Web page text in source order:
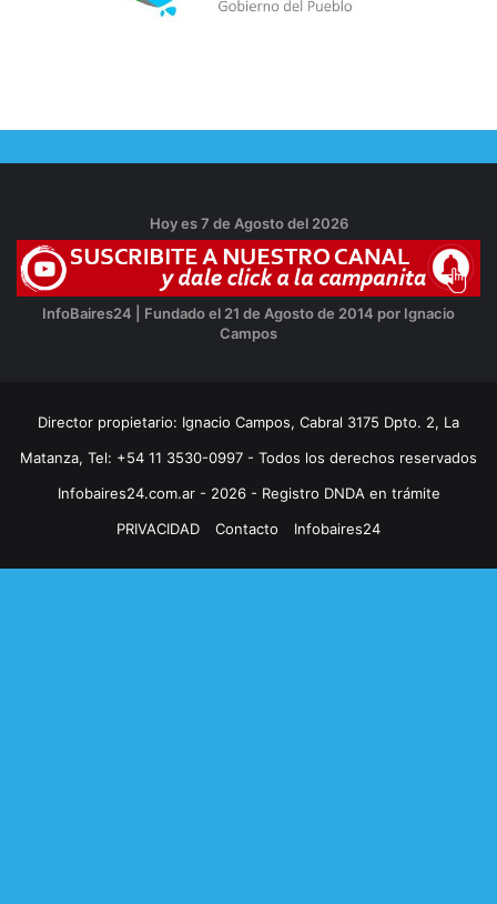
Hoy es 7 de Agosto del 2026
InfoBaires24 | Fundado el 21 de Agosto de 2014 por Ignacio
Campos
Director propietario: Ignacio Campos, Cabral 3175 Dpto. 2, La
Matanza, Tel: +54 11 3530-0997 - Todos los derechos reservados
Infobaires24.com.ar - 2026 - Registro DNDA en trámite
PRIVACIDAD
Contacto Infobaires24